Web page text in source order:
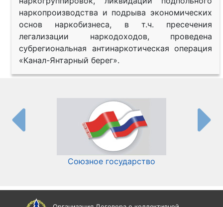
наркопроизводства и подрыва экономических
основ наркобизнеса, в т.ч. пресечения
легализации наркодоходов, проведена
субрегиональная антинаркотическая операция
«Канал-Янтарный берег».
Союзное государство